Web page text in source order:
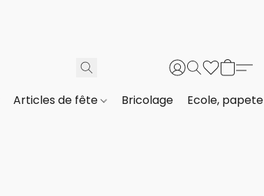
Articles de fête Bricolage Ecole,